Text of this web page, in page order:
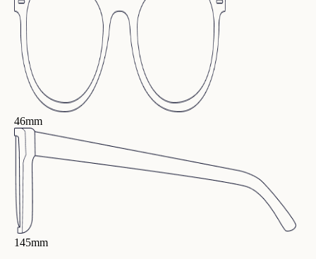
46mm
145mm